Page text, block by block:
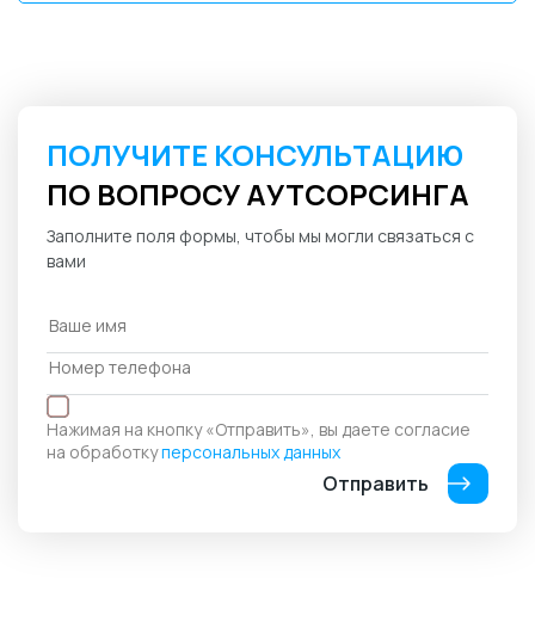
ПОЛУЧИТЕ КОНСУЛЬТАЦИЮ
ПО ВОПРОСУ АУТСОРСИНГА
Заполните поля формы, чтобы мы могли связаться с
вами
Нажимая на кнопку «Отправить», вы даете согласие
на обработкуперсональных данных
Отправить